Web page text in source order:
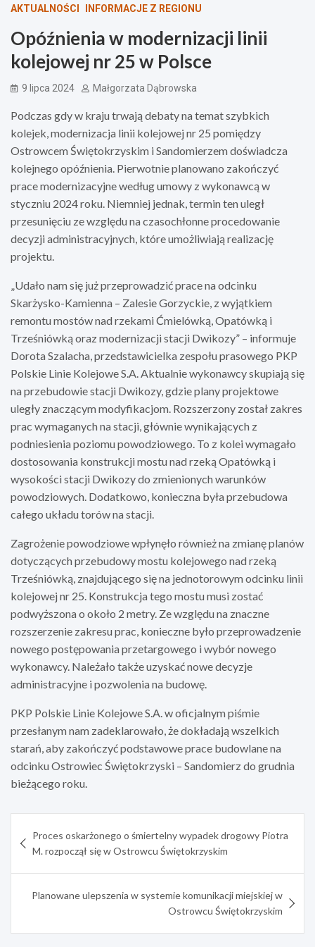
AKTUALNOŚCI INFORMACJE Z REGIONU
Opóźnienia w modernizacji linii
kolejowej nr 25 w Polsce
9 lipca 2024 Małgorzata Dąbrowska
Podczas gdy w kraju trwają debaty na temat szybkich
kolejek, modernizacja linii kolejowej nr 25 pomiędzy
Ostrowcem Świętokrzyskim i Sandomierzem doświadcza
kolejnego opóźnienia. Pierwotnie planowano zakończyć
prace modernizacyjne według umowy z wykonawcą w
styczniu 2024 roku. Niemniej jednak, termin ten uległ
przesunięciu ze względu na czasochłonne procedowanie
decyzji administracyjnych, które umożliwiają realizację
projektu.
„Udało nam się już przeprowadzić prace na odcinku
Skarżysko-Kamienna – Zalesie Gorzyckie, z wyjątkiem
remontu mostów nad rzekami Ćmielówką, Opatówką i
Trześniówką oraz modernizacji stacji Dwikozy” – informuje
Dorota Szalacha, przedstawicielka zespołu prasowego PKP
Polskie Linie Kolejowe S.A. Aktualnie wykonawcy skupiają się
na przebudowie stacji Dwikozy, gdzie plany projektowe
uległy znaczącym modyfikacjom. Rozszerzony został zakres
prac wymaganych na stacji, głównie wynikających z
podniesienia poziomu powodziowego. To z kolei wymagało
dostosowania konstrukcji mostu nad rzeką Opatówką i
wysokości stacji Dwikozy do zmienionych warunków
powodziowych. Dodatkowo, konieczna była przebudowa
całego układu torów na stacji.
Zagrożenie powodziowe wpłynęło również na zmianę planów
dotyczących przebudowy mostu kolejowego nad rzeką
Trześniówką, znajdującego się na jednotorowym odcinku linii
kolejowej nr 25. Konstrukcja tego mostu musi zostać
podwyższona o około 2 metry. Ze względu na znaczne
rozszerzenie zakresu prac, konieczne było przeprowadzenie
nowego postępowania przetargowego i wybór nowego
wykonawcy. Należało także uzyskać nowe decyzje
administracyjne i pozwolenia na budowę.
PKP Polskie Linie Kolejowe S.A. w oficjalnym piśmie
przesłanym nam zadeklarowało, że dokładają wszelkich
starań, aby zakończyć podstawowe prace budowlane na
odcinku Ostrowiec Świętokrzyski – Sandomierz do grudnia
bieżącego roku.
wpisu
Proces oskarżonego o śmiertelny wypadek drogowy Piotra
M. rozpoczął się w Ostrowcu Świętokrzyskim
Planowane ulepszenia w systemie komunikacji miejskiej w
Ostrowcu Świętokrzyskim